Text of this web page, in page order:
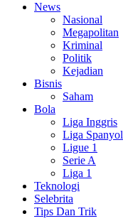
News
Nasional
Megapolitan
Kriminal
Politik
Kejadian
Bisnis
Saham
Bola
Liga Inggris
Liga Spanyol
Ligue 1
Serie A
Liga 1
Teknologi
Selebrita
Tips Dan Trik